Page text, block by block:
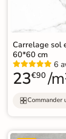
Carrelage sol
60*60 cm
6
23€90 /
Commander